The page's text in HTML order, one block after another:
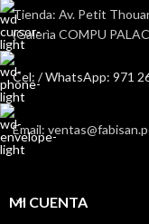
Tienda: Av. Petit
(Galerìa COMPU
Cel: / WhatsApp: 971
Email:
MI CUENTA